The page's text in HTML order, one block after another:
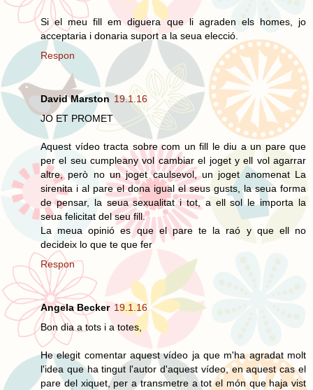
Si el meu fill em diguera que li agraden els homes, jo
acceptaria i donaria suport a la seua elecció.
Respon
David Marston 19.1.16
JO ET PROMET
Aquest vídeo tracta sobre com un fill le diu a un pare que
per el seu cumpleany vol cambiar el joget y ell vol agarrar
altre, però no un joget caulsevol, un joget anomenat La
sirenita i al pare el dona igual el seus gusts, la seua forma
de pensar, la seua sexualitat i tot, a ell sol le importa la
seua felicitat del seu fill.
La meua opinió es que el pare te la raó y que ell no
decideix lo que te que fer
Respon
Angela Becker 19.1.16
Bon dia a tots i a totes,
He elegit comentar aquest vídeo ja que m'ha agradat molt
l'idea que ha tingut l'autor d'aquest vídeo, en aquest cas el
pare del xiquet, per a transmetre a tot el món que haja vist